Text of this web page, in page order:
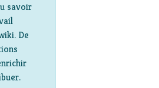
savoir
De